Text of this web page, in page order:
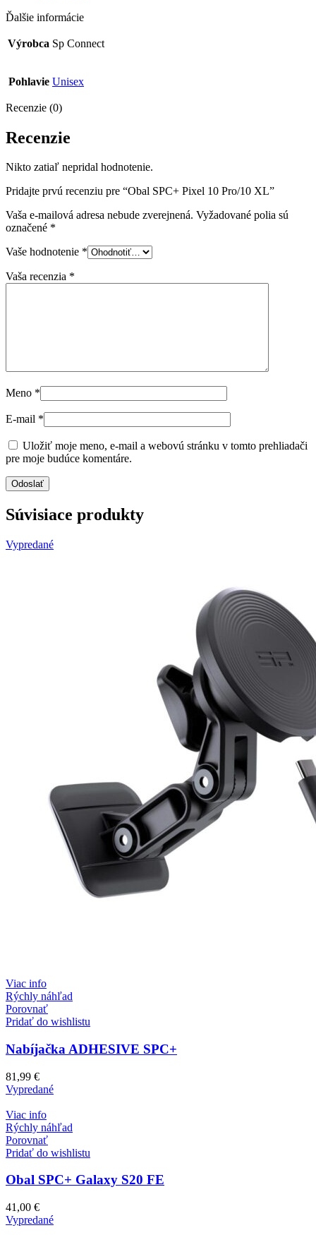
Ďalšie informácie
Výrobca Sp Connect
Pohlavie Unisex
Recenzie (0)
Recenzie
Nikto zatiaľ nepridal hodnotenie.
Pridajte prvú recenziu pre “Obal SPC+ Pixel 10 Pro/10 XL”
Vaša e-mailová adresa nebude zverejnená. Vyžadované polia sú
označené *
Vaše hodnotenie *
Vaša recenzia *
Meno *
E-mail *
Uložiť moje meno, e-mail a webovú stránku v tomto prehliadači
pre moje budúce komentáre.
Súvisiace produkty
Vypredané
Viac info
Rýchly náhľad
Porovnať
Pridať do wishlistu
Nabíjačka ADHESIVE SPC+
81,99 €
Vypredané
Viac info
Rýchly náhľad
Porovnať
Pridať do wishlistu
Obal SPC+ Galaxy S20 FE
41,00 €
Vypredané